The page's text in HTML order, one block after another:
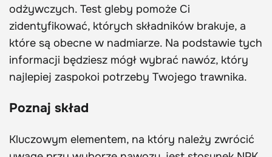
odżywczych. Test gleby pomoże Ci
zidentyfikować, których składników brakuje, a
które są obecne w nadmiarze. Na podstawie tych
informacji będziesz mógł wybrać nawóz, który
najlepiej zaspokoi potrzeby Twojego trawnika.
Poznaj skład
Kluczowym elementem, na który należy zwrócić